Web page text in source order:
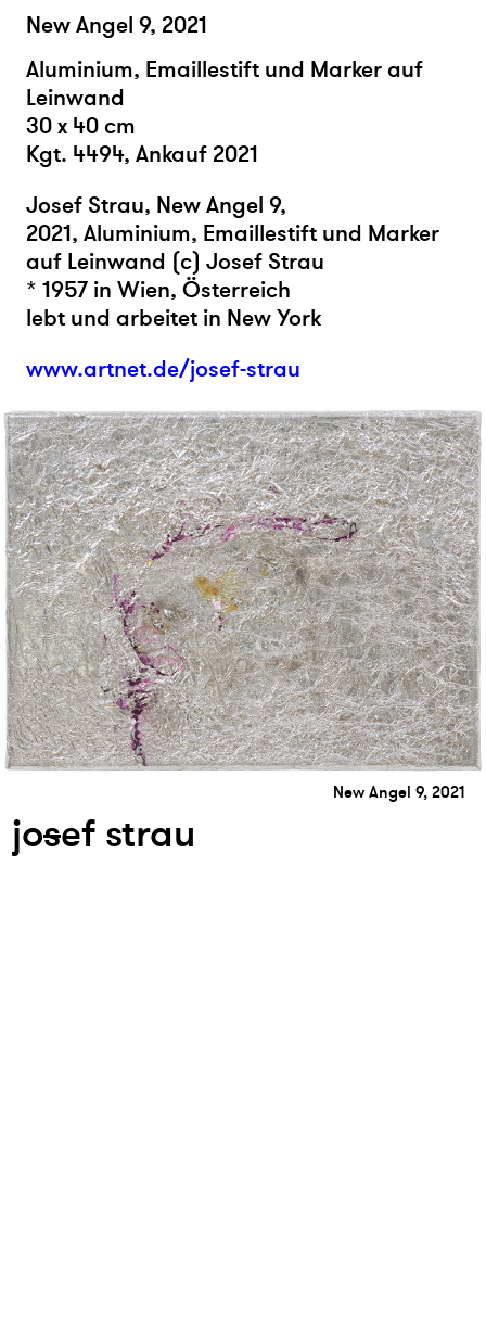
New Angel 9, 2021
Aluminium, Emaillestift und Marker auf
Leinwand
30 x 40 cm
Kgt. 4494, Ankauf 2021
Josef Strau, New Angel 9,
2021, Aluminium, Emaillestift und Marker
auf Leinwand (c) Josef Strau
* 1957 in Wien, Österreich
lebt und arbeitet in New York
www.artnet.de/josef-strau
New Angel 9, 2021
josef strau